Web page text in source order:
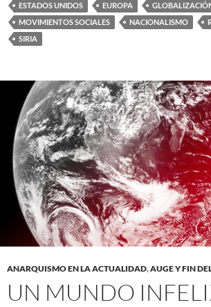
ESTADOS UNIDOS
EUROPA
MOVIMIENTOS SOCIALES
NACIONALISMO
SIRIA
ANARQUISMO EN LA ACTUALIDAD,AUGE Y FIN
UN MUNDO